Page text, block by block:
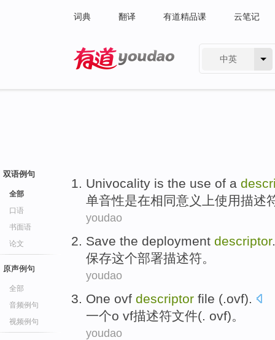
词典 翻译 有道精品课 云笔记
中英
双语例句
全部
口语
书面语
论文
原声例句
全部
音频例句
视频例句
Univocality is the use of a
单音性是在相同意义上使用描述
youdao
Save the deployment descriptor.
保存这个部署描述符。
youdao
One ovf descriptor file ( .ovf).
一个o vf描述符文件( . ovf)。
youdao